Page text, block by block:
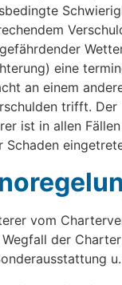
eine
an einem
trifft. Der
ist in allen
Schaden
vom
der